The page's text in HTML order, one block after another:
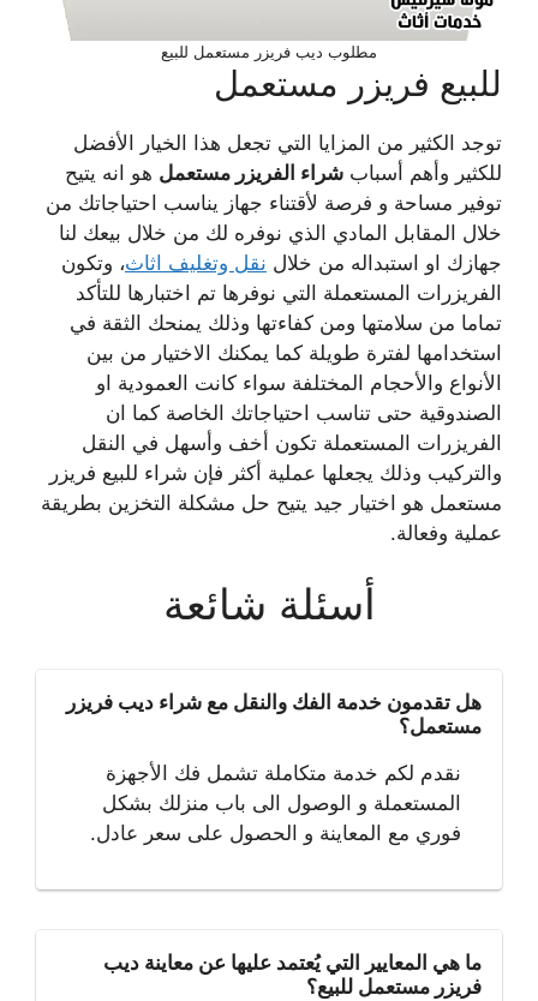
مطلوب ديب فريزر مستعمل للبيع
للبيع فريزر مستعمل
توجد الكثير من المزايا التي تجعل هذا الخيار الأفضل
للكثير وأهم أسباب شراء الفريزر مستعمل هو انه يتيح
توفير مساحة و فرصة لأقتناء جهاز يناسب احتياجاتك من
خلال المقابل المادي الذي نوفره لك من خلال بيعك لنا
جهازك او استبداله من خلال نقل وتغليف اثاث، وتكون
الفريزرات المستعملة التي نوفرها تم اختبارها للتأكد
تماما من سلامتها ومن كفاءتها وذلك يمنحك الثقة في
استخدامها لفترة طويلة كما يمكنك الاختيار من بين
الأنواع والأحجام المختلفة سواء كانت العمودية او
الصندوقية حتى تناسب احتياجاتك الخاصة كما ان
الفريزرات المستعملة تكون أخف وأسهل في النقل
والتركيب وذلك يجعلها عملية أكثر فإن شراء للبيع فريزر
مستعمل هو اختيار جيد يتيح حل مشكلة التخزين بطريقة
عملية وفعالة.
أسئلة شائعة
هل تقدمون خدمة الفك والنقل مع شراء ديب فريزر
مستعمل؟
نقدم لكم خدمة متكاملة تشمل فك الأجهزة
المستعملة و الوصول الى باب منزلك بشكل
فوري مع المعاينة و الحصول على سعر عادل.
ما هي المعايير التي يُعتمد عليها عن معاينة ديب
فريزر مستعمل للبيع؟